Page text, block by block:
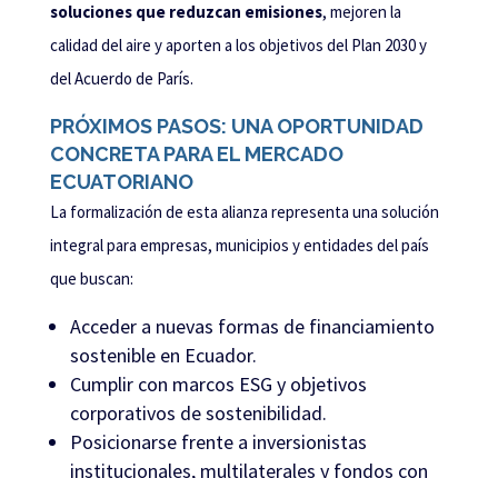
soluciones que reduzcan emisiones, mejoren la
calidad del aire y aporten a los objetivos del Plan 2030 y
del Acuerdo de París.
PRÓXIMOS PASOS: UNA OPORTUNIDAD
CONCRETA PARA EL MERCADO
ECUATORIANO
La formalización de esta alianza representa una solución
integral para empresas, municipios y entidades del país
que buscan:
Acceder a nuevas formas de financiamiento
sostenible en Ecuador.
Cumplir con marcos ESG y objetivos
corporativos de sostenibilidad.
Posicionarse frente a inversionistas
institucionales, multilaterales y fondos con